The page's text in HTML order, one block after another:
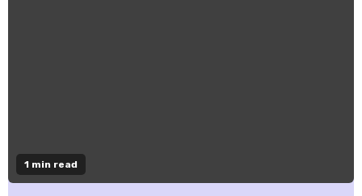
1 min read